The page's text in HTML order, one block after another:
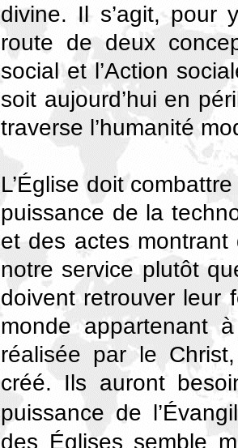
divine. Il s’agit, pour
route de deux
social et l’Action
soit aujourd’hui en
traverse l’humanité
L’Église doit
puissance de la
et des actes
notre service plutôt
doivent retrouver leur
monde appartenant
réalisée par le
créé. Ils auront
puissance de
des Églises semble